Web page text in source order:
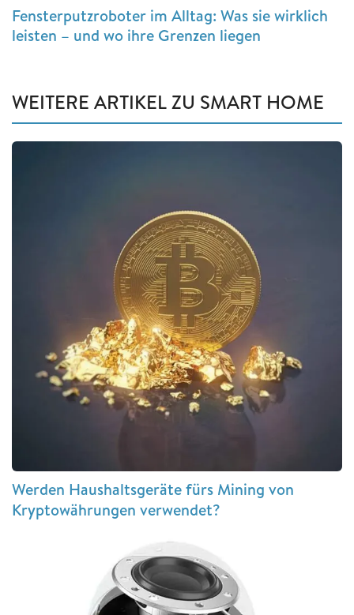
Fensterputzroboter im Alltag: Was sie wirklich
leisten – und wo ihre Grenzen liegen
WEITERE ARTIKEL ZU SMART HOME
Werden Haushaltsgeräte fürs Mining von
Kryptowährungen verwendet?